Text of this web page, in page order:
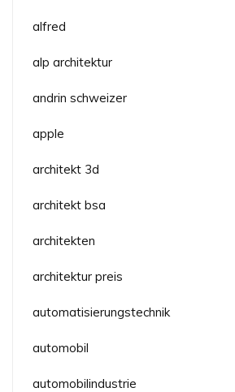
alfred
alp architektur
andrin schweizer
apple
architekt 3d
architekt bsa
architekten
architektur preis
automatisierungstechnik
automobil
automobilindustrie